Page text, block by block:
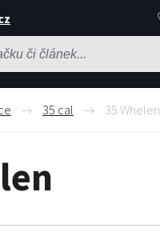
35 cal 35 Whelen